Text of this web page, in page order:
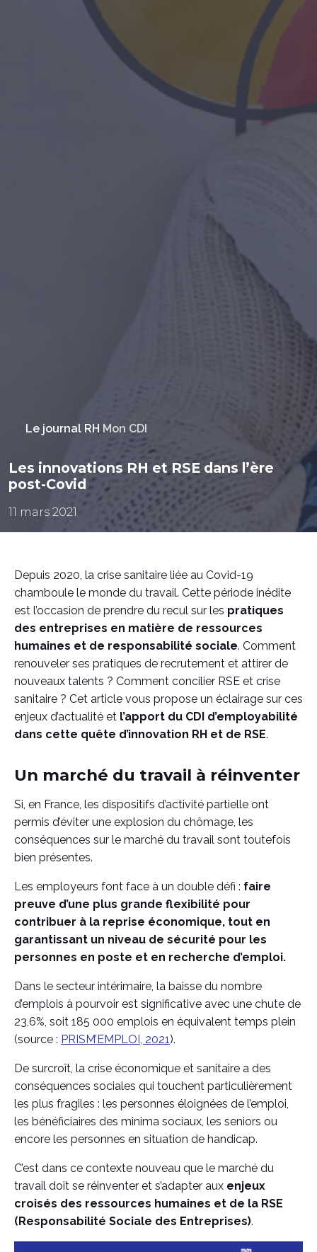
Le journal RH Mon CDI
Les innovations RH et RSE dans l’ère
post-Covid
11 mars 2021
Depuis 2020, la crise sanitaire liée au Covid-19
chamboule le monde du travail. Cette période inédite
est l’occasion de prendre du recul sur les pratiques
des entreprises en matière de ressources
humaines et de responsabilité sociale. Comment
renouveler ses pratiques de recrutement et attirer de
nouveaux talents ? Comment concilier RSE et crise
sanitaire ? Cet article vous propose un éclairage sur ces
enjeux d’actualité et l’apport du CDI d’employabilité
dans cette quête d’innovation RH et de RSE.
Un marché du travail à réinventer
Si, en France, les dispositifs d’activité partielle ont
permis d’éviter une explosion du chômage, les
conséquences sur le marché du travail sont toutefois
bien présentes.
Les employeurs font face à un double défi : faire
preuve d’une plus grande flexibilité pour
contribuer à la reprise économique, tout en
garantissant un niveau de sécurité pour les
personnes en poste et en recherche d’emploi.
Dans le secteur intérimaire, la baisse du nombre
d’emplois à pourvoir est significative avec une chute de
23,6%, soit 185 000 emplois en équivalent temps plein
(source : PRISM’EMPLOI, 2021 ).
De surcroît, la crise économique et sanitaire a des
conséquences sociales qui touchent particulièrement
les plus fragiles : les personnes éloignées de l’emploi,
les bénéficiaires des minima sociaux, les seniors ou
encore les personnes en situation de handicap.
C’est dans ce contexte nouveau que le marché du
travail doit se réinventer et s’adapter aux enjeux
croisés des ressources humaines et de la RSE
(Responsabilité Sociale des Entreprises).